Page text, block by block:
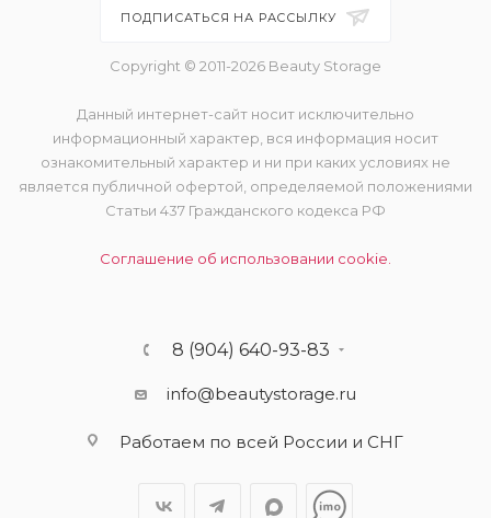
ПОДПИСАТЬСЯ НА РАССЫЛКУ
Copyright © 2011-2026 Beauty Storage
Данный интернет-сайт носит исключительно
информационный характер, вся информация носит
ознакомительный характер и ни при каких условиях не
является публичной офертой, определяемой положениями
Статьи 437 Гражданского кодекса РФ
Соглашение об использовании cookie.
8 (904) 640-93-83
info@beautystorage.ru
Работаем по всей России и СНГ